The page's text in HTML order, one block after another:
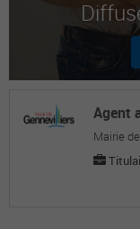
Agent
Mairie